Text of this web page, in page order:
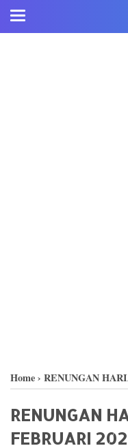
Home› RENUNGAN
RENUNGAN
FEBRUARI